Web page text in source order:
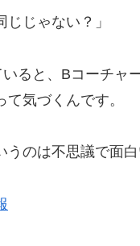
じゃない？」
ると、Bコーチャ
気づくんです。
のは不思議で面白